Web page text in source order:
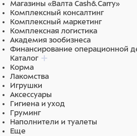
Магазины «Валта Cash&Carry»
Комплексный консалтинг
Комплексный маркетинг
Комплексная логистика
Академия зообизнеса
Финансирование операционной
Каталог
Корма
Лакомства
Игрушки
Аксессуары
Гигиена и уход
Груминг
Наполнители и туалеты
Еще